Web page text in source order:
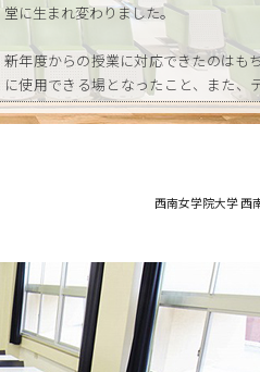
堂に生まれ変わりました。
新年度からの授業に対応できたのはも
に使用できる場となったこと、また、
板がイス、さらにはホール全体に、そ
西南女学院大学 西